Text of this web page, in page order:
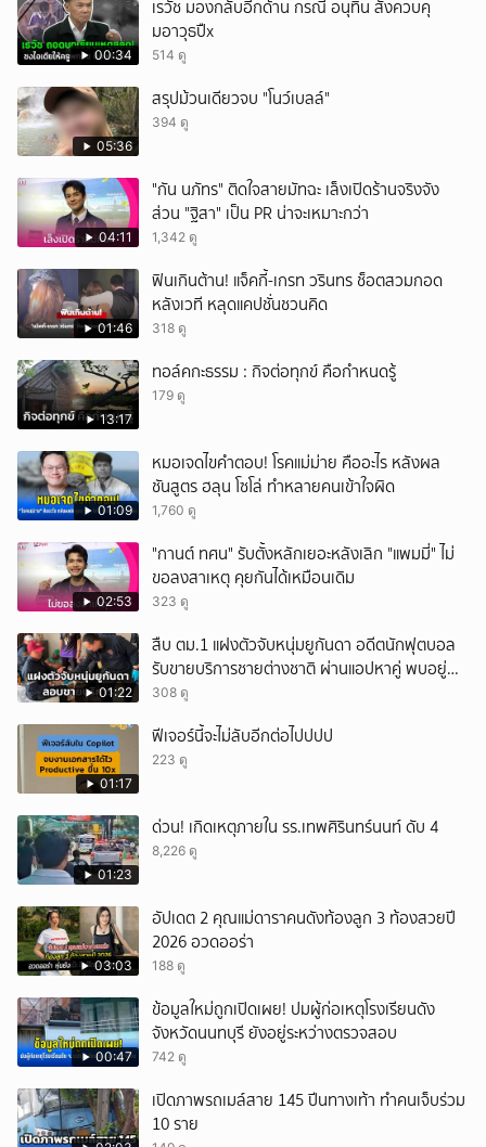
00:34
เรวัช มองกลับอีกด้าน กรณี อนุทิน สั่งควบคุ
มอาวุธปืx
514 ดู
05:36
สรุปม้วนเดียวจบ "โนว์เบลล์"
394 ดู
04:11
"กัน นภัทร" ติดใจสายมัทฉะ เล็งเปิดร้านจริงจัง
ส่วน "ฐิสา" เป็น PR น่าจะเหมาะกว่า
1,342 ดู
01:46
ฟินเกินต้าน! แจ็คกี้-เกรท วรินทร ช็อตสวมกอด
หลังเวที หลุดแคปชั่นชวนคิด
318 ดู
13:17
ทอล์คกะธรรม : กิจต่อทุกข์ คือกำหนดรู้
179 ดู
01:09
หมอเจดไขคำตอบ! โรคแม่ม่าย คืออะไร หลังผล
ชันสูตร ฮลุน โซโล่ ทำหลายคนเข้าใจผิด
1,760 ดู
02:53
"กานต์ ทศน" รับตั้งหลักเยอะหลังเลิก "แพมมี่" ไม่
ขอลงสาเหตุ คุยกันได้เหมือนเดิม
323 ดู
01:22
สืบ ตม.1 แฝงตัวจับหนุ่มยูกันดา อดีตนักฟุตบอล
รับขายบริการชายต่างชาติ ผ่านแอปหาคู่ พบอยู่
เกินกำหนดอนุญาต
308 ดู
01:17
ฟีเจอร์นี้จะไม่ลับอีกต่อไปปปป
223 ดู
01:23
ด่วน! เกิดเหตุภายใน รร.เทพศิรินทร์นนท์ ดับ 4
8,226 ดู
03:03
อัปเดต 2 คุณแม่ดาราคนดังท้องลูก 3 ท้องสวยปี
2026 อวดออร่า
188 ดู
00:47
ข้อมูลใหม่ถูกเปิดเผย! ปมผู้ก่อเหตุโรงเรียนดัง
จังหวัดนนทบุรี ยังอยู่ระหว่างตรวจสอบ
742 ดู
เปิดภาพรถเมล์สาย 145 ปีนทางเท้า ทำคนเจ็บร่วม
10 ราย